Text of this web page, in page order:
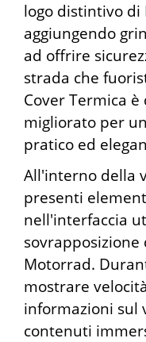
logo distintivo di
aggiungendo
ad offrire
strada che
Cover Termica
migliorato per
pratico ed
All'interno della
presenti
nell'interfaccia
Motorrad.
mostrare
informazioni sul
contenuti